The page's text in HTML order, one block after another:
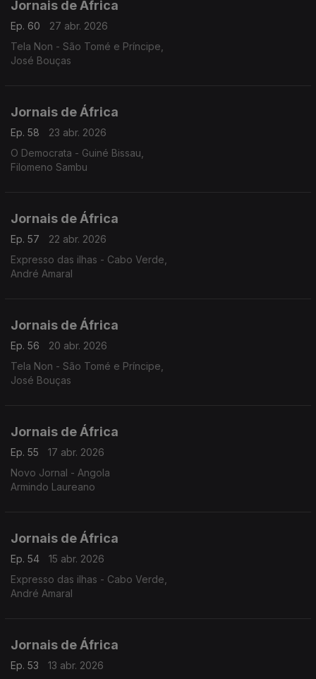
Jornais de África
Ep. 60
27 abr. 2026
Tela Non - São Tomé e Príncipe,
José Bouças
Jornais de África
Ep. 58
23 abr. 2026
O Democrata - Guiné Bissau,
Filomeno Sambu
Jornais de África
Ep. 57
22 abr. 2026
Expresso das ilhas - Cabo Verde,
André Amaral
Jornais de África
Ep. 56
20 abr. 2026
Tela Non - São Tomé e Príncipe,
José Bouças
Jornais de África
Ep. 55
17 abr. 2026
Novo Jornal - Angola
Armindo Laureano
Jornais de África
Ep. 54
15 abr. 2026
Expresso das ilhas - Cabo Verde,
André Amaral
Jornais de África
Ep. 53
13 abr. 2026